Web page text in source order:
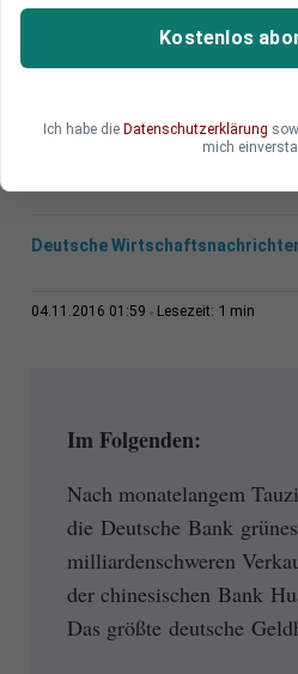
Die Deutsche Bank hat
wichtige Unterstützung für
Deutsche
04.11.2016 01:59 Lesezeit: 1 min
Im Folgenden:
Nach monatelangem
die Deutsche Bank
milliardenschweren
der chinesischen Bank
Das größte deutsche
Kostenlos
Ich habe die Datenschutzerklärung
mich